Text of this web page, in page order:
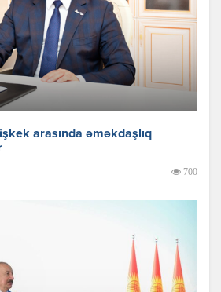
arasında əməkdaşlıq
700